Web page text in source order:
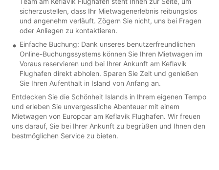
sicherzustellen, dass Ihr Mietwagenerlebnis reibungslos
und angenehm verläuft. Zögern Sie nicht, uns bei Fragen
oder Anliegen zu kontaktieren.
Einfache Buchung: Dank unseres benutzerfreundlichen
Online-Buchungssystems können Sie Ihren Mietwagen im
Voraus reservieren und bei Ihrer Ankunft am Keflavik
Flughafen direkt abholen. Sparen Sie Zeit und genießen
Sie Ihren Aufenthalt in Island von Anfang an.
Entdecken Sie die Schönheit Islands in Ihrem eigenen Tempo
und erleben Sie unvergessliche Abenteuer mit einem
Mietwagen von Europcar am Keflavik Flughafen. Wir freuen
uns darauf, Sie bei Ihrer Ankunft zu begrüßen und Ihnen den
bestmöglichen Service zu bieten.